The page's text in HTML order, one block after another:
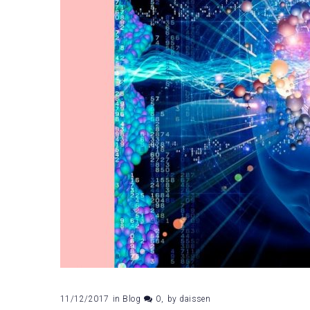
11/12/2017 in Blog 0 by daissen